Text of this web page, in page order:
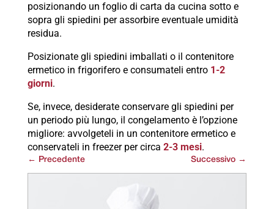
posizionando un foglio di carta da cucina sotto e
sopra gli spiedini per assorbire eventuale umidità
residua.
Posizionate gli spiedini imballati o il contenitore
ermetico in frigorifero e consumateli entro 1-2
giorni.
Se, invece, desiderate conservare gli spiedini per
un periodo più lungo, il congelamento è l’opzione
migliore: avvolgeteli in un contenitore ermetico e
conservateli in freezer per circa 2-3 mesi.
← Precedente Successivo →